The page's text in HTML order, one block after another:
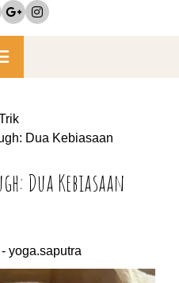
Dua Kebiasaan
Dua Kebiasaan
- yoga.saputra